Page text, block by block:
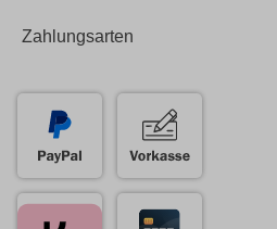
Zahlungsarten